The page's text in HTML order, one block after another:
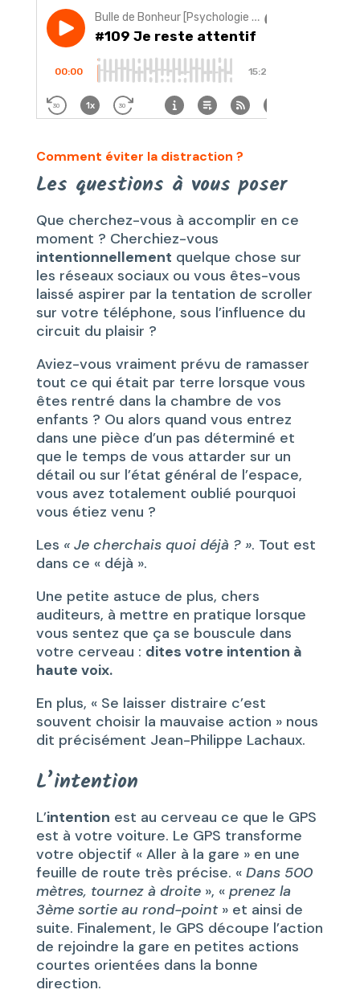
Comment éviter la distraction ?
Les questions à vous poser
Que cherchez-vous à accomplir en ce
moment ? Cherchiez-vous
intentionnellement quelque chose sur
les réseaux sociaux ou vous êtes-vous
laissé aspirer par la tentation de scroller
sur votre téléphone, sous l’influence du
circuit du plaisir ?
Aviez-vous vraiment prévu de ramasser
tout ce qui était par terre lorsque vous
êtes rentré dans la chambre de vos
enfants ? Ou alors quand vous entrez
dans une pièce d’un pas déterminé et
que le temps de vous attarder sur un
détail ou sur l’état général de l’espace,
vous avez totalement oublié pourquoi
vous étiez venu ?
Les « Je cherchais quoi déjà ? ». Tout est
dans ce « déjà ».
Une petite astuce de plus, chers
auditeurs, à mettre en pratique lorsque
vous sentez que ça se bouscule dans
votre cerveau : dites votre intention à
haute voix.
En plus, « Se laisser distraire c’est
souvent choisir la mauvaise action » nous
dit précisément Jean-Philippe Lachaux.
L’intention
L’intention est au cerveau ce que le GPS
est à votre voiture. Le GPS transforme
votre objectif « Aller à la gare » en une
feuille de route très précise. « Dans 500
mètres, tournez à droite», « prenez la
3ème sortie au rond-point» et ainsi de
suite. Finalement, le GPS découpe l’action
de rejoindre la gare en petites actions
courtes orientées dans la bonne
direction.